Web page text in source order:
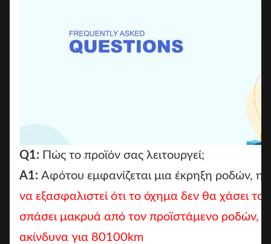
Q1: Πώς το προϊόν σας λειτουργεί;
Α1: Αφότου εμφανίζεται μια έκρηξη ροδών, η
να εξασφαλιστεί ότι το όχημα δεν θα χάσει
σπάσει μακρυά από τον προϊστάμενο ροδών,
ακίνδυνα για 80100km